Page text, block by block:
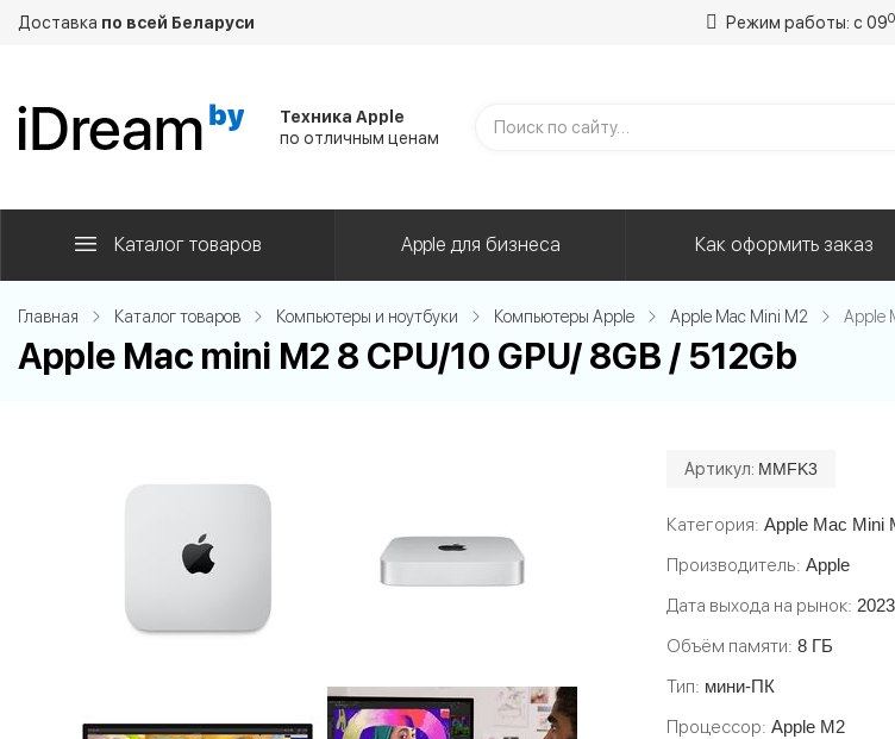
Доставка по всей Беларуси Режим работы: с 09
Техника Apple
по отличным ценам
Каталог товаров Apple для бизнеса Как оформить заказ
Главная Каталог товаров Компьютеры и ноутбуки Компьютеры Apple Apple Mac Mini M2 Apple
Apple Mac mini M2 8 CPU/10 GPU/ 8GB / 512Gb
Артикул: MMFK3
Категория Apple Mac Mini
Производитель Apple
Дата выхода на рынок 2023
Объём памяти 8 ГБ
Тип мини-ПК
Процессор Apple M2